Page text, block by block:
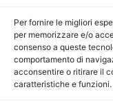
Per fornire le migliori
per memorizzare e/o
consenso a queste
comportamento di
acconsentire o ritirare il
caratteristiche e funzioni.
Direttore
Direttore